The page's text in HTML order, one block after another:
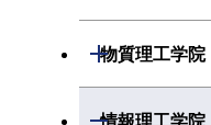
化学系
開閉
機械系
開閉
物質理工学院
開閉
材料系
開閉
情報理工学院
開閉